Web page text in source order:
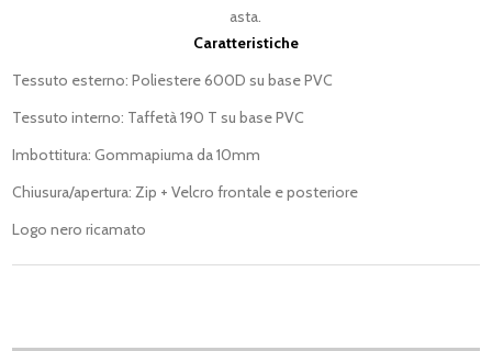
asta.
Caratteristiche
Tessuto esterno: Poliestere 600D su base PVC
Tessuto interno: Taffetà 190 T su base PVC
Imbottitura: Gommapiuma da 10mm
Chiusura/apertura: Zip + Velcro frontale e posteriore
Logo nero ricamato